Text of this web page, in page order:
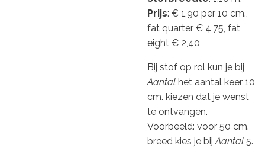
Prijs: € 1,90 per 10 cm.,
fat quarter € 4,75, fat
eight € 2,40
Bij stof op rol kun je bij
Aantal het aantal keer 10
cm. kiezen dat je wenst
te ontvangen.
Voorbeeld: voor 50 cm.
breed kies je bijAantal 5.